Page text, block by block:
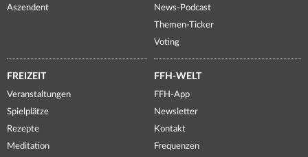
Aszendent
News-Podcast
Themen-Ticker
Voting
FREIZEIT
Veranstaltungen
Spielplätze
Rezepte
Meditation
FFH-WELT
FFH-App
Newsletter
Kontakt
Frequenzen